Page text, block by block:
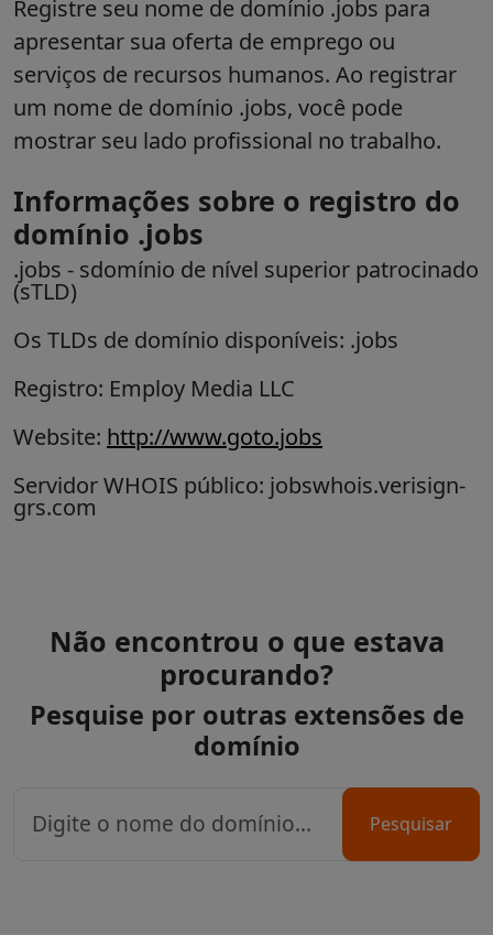
Registre seu nome de domínio .jobs para
apresentar sua oferta de emprego ou
serviços de recursos humanos. Ao registrar
um nome de domínio .jobs, você pode
mostrar seu lado profissional no trabalho.
Informações sobre o registro do
domínio .jobs
.jobs - sdomínio de nível superior patrocinado
(sTLD)
Os TLDs de domínio disponíveis: .jobs
Registro: Employ Media LLC
Website: http://www.goto.jobs
Servidor WHOIS público: jobswhois.verisign-
grs.com
Não encontrou o que estava
procurando?
Pesquise por outras extensões de
domínio
Pesquisar